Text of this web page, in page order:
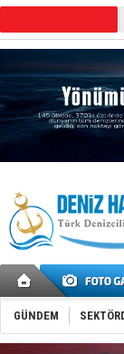
GÜNDEM